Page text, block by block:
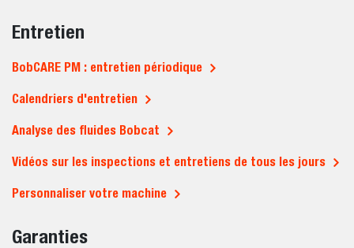
Entretien
BobCARE PM : entretien périodique
Calendriers d'entretien
Analyse des fluides Bobcat
Vidéos sur les inspections et entretiens de tous les jours
Personnaliser votre machine
Garanties